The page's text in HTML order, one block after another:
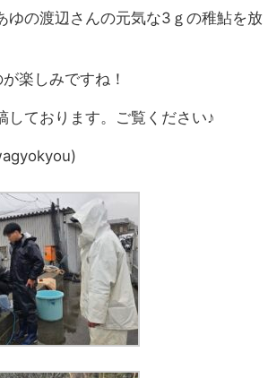
ゆの渡辺さんの元気な3ｇの稚鮎を放
楽しみですね！
ております。ご覧ください♪